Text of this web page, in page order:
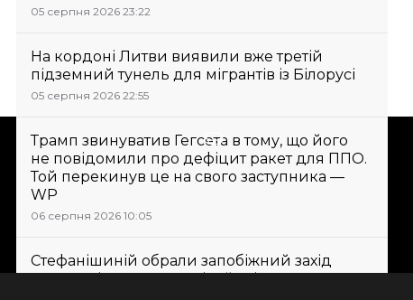
05 серпня 2026 23:22
На кордоні Литви виявили вже третій
підземний тунель для мігрантів із Білорусі
05 серпня 2026 22:55
Трамп звинуватив Гегсета в тому, що його
не повідомили про дефіцит ракет для ППО.
Той перекинув це на свого заступника —
WP
06 серпня 2026 10:05
Стефанішиній обрали запобіжний захід
у вигляді застави в 6 мільйонів гривень
Підтримати
Ми працюємо для тебе та
другом